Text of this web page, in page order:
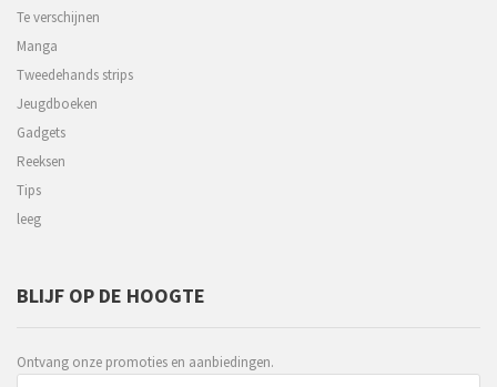
Te verschijnen
Manga
Tweedehands strips
Jeugdboeken
Gadgets
Reeksen
Tips
leeg
BLIJF OP DE HOOGTE
Ontvang onze promoties en aanbiedingen.